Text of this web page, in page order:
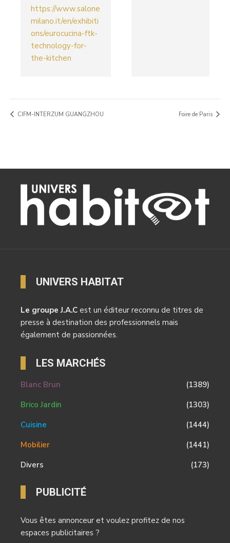
https://www.salone
milano.it/en/exhibiti
ons/eurocucina-ftk-
technology-for-
the-kitchen
CIFM-INTERZUM GUANGZHOU Foire de Paris
UNIVERS HABITAT
Le groupe J.A.C est un éditeur reconnu de titres de
presse à destination des professionnels mais
également de passionnées.
LES MARCHÉS
Blanc Brun
(1389)
Brico Jardin
(1303)
Cuisine
(1444)
Mobilier
(1441)
Divers
(173)
PUBLICITÉ
Vous êtes annonceur et voulez profitez de nos
espaces publicitaires ?